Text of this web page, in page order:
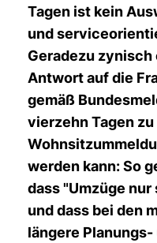
Tagen ist kein
und
Geradezu
Antwort auf die
gemäß
vierzehn Tagen
werden kann: So
dass "Umzüge
und dass bei den
längere